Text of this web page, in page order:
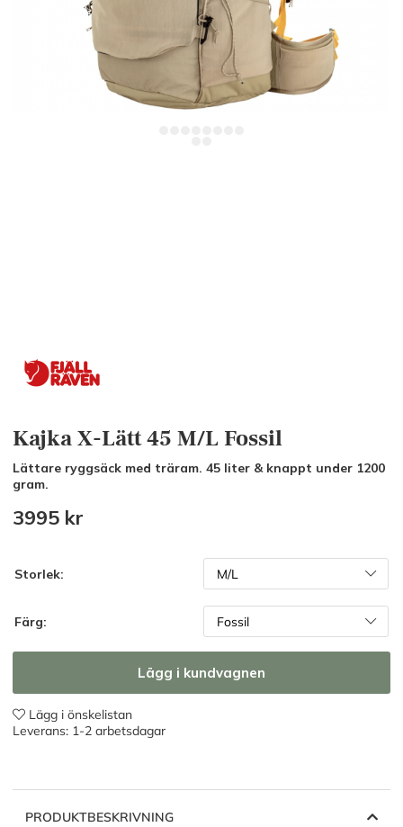
Kajka X-Lätt 45 M/L Fossil
Lättare ryggsäck med träram. 45 liter & knappt under 1200
gram.
3995 kr
Storlek:
Färg:
Lägg i kundvagnen
Lägg i önskelistan
Leverans: 1-2 arbetsdagar
PRODUKTBESKRIVNING